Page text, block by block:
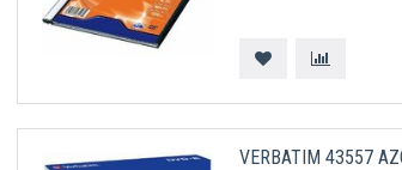
VERBATIM 43557